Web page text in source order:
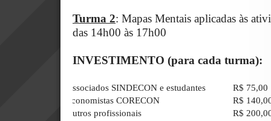
Turma 2: Mapas Mentais aplicadas às
das 14h00 às 17h00
INVESTIMENTO (para cada turma):
Associados SINDECON e estudantes
R$ 75,00
Economistas CORECON
R$
Outros profissionais
R$